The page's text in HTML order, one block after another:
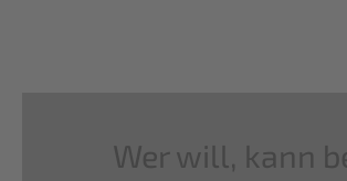
Wer will, kann